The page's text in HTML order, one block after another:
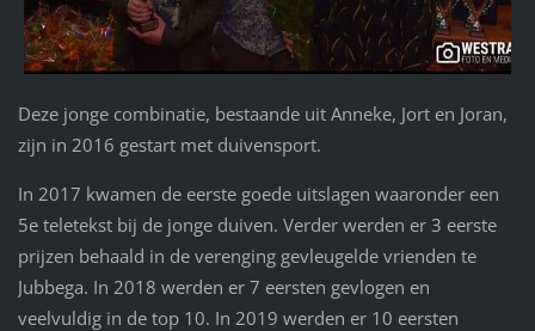
Deze jonge combinatie, bestaande uit Anneke, Jort en Joran,
zijn in 2016 gestart met duivensport.
In 2017 kwamen de eerste goede uitslagen waaronder een
5e teletekst bij de jonge duiven. Verder werden er 3 eerste
prijzen behaald in de verenging gevleugelde vrienden te
Jubbega. In 2018 werden er 7 eersten gevlogen en
veelvuldig in de top 10. In 2019 werden er 10 eersten